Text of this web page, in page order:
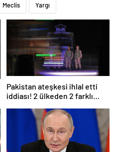
Meclis Yargı
Pakistan ateşkesi ihlal etti
iddiası! 2 ülkeden 2 farklı